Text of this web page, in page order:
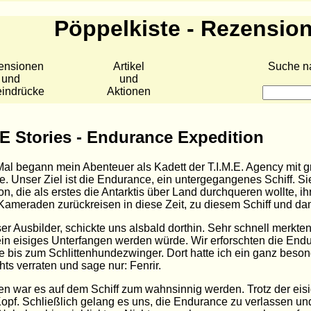
Pöppelkiste -
und
Artikel
und
Aktionen
Suche
Stories - Endurance Expedition
begann mein Abenteuer als Kadett der T.I.M.E. Agency mit
Unser Ziel ist die Endurance, ein untergegangenes Schiff.
die als erstes die Antarktis über Land durchqueren wollte,
zurückreisen in diese Zeit, zu diesem Schiff und
Ausbilder, schickte uns alsbald dorthin. Sehr schnell
eisiges Unterfangen werden würde. Wir erforschten die
bis zum Schlittenhundezwinger. Dort hatte ich ein ganz
verraten und sage nur: Fenrir.
war es auf dem Schiff zum wahnsinnig werden. Trotz der
Schließlich gelang es uns, die Endurance zu verlassen